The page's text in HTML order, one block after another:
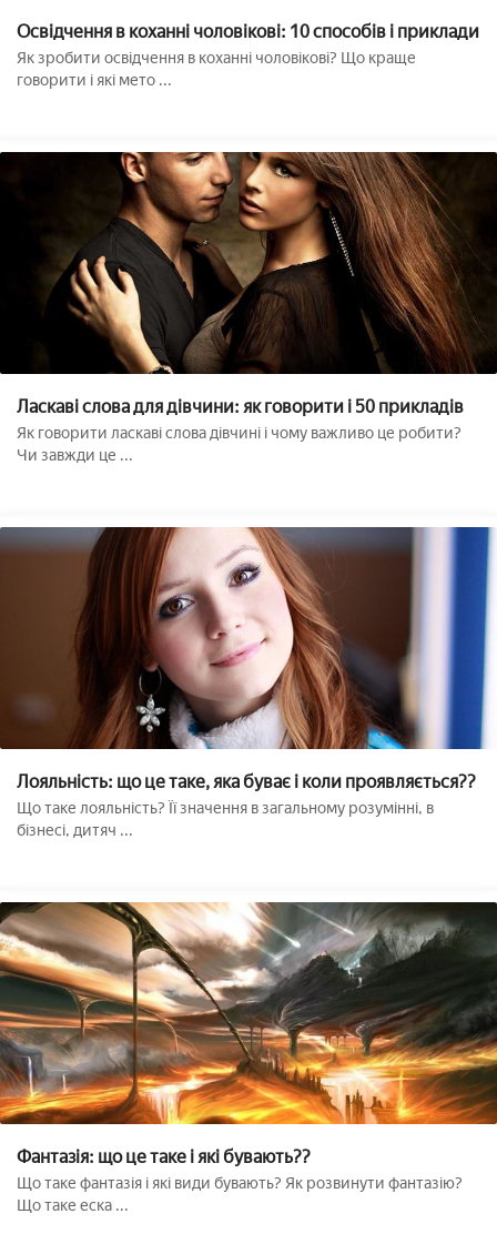
Освідчення в коханні чоловікові: 10 способів і приклади
Як зробити освідчення в коханні чоловікові? Що краще
говорити і які мето ...
Ласкаві слова для дівчини: як говорити і 50 прикладів
Як говорити ласкаві слова дівчині і чому важливо це робити?
Чи завжди це ...
Лояльність: що це таке, яка буває і коли проявляється??
Що таке лояльність? Її значення в загальному розумінні, в
бізнесі, дитяч ...
Фантазія: що це таке і які бувають??
Що таке фантазія і які види бувають? Як розвинути фантазію?
Що таке еска ...